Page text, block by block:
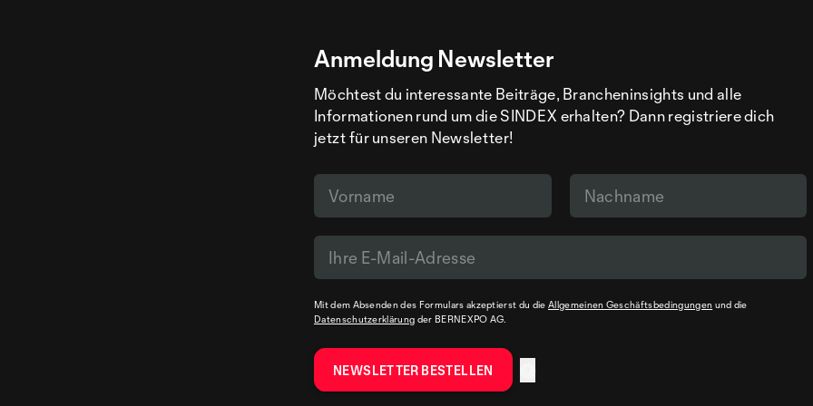
Anmeldung Newsletter
Möchtest du interessante Beiträge, Brancheninsights und alle
Informationen rund um die SINDEX erhalten? Dann registriere dich
jetzt für unseren Newsletter!
Mit dem Absenden des Formulars akzeptierst du die Allgemeinen Geschäftsbedingungen und die
Datenschutzerklärung der BERNEXPO AG.